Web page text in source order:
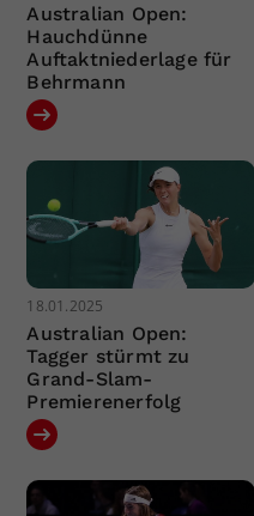
Australian Open:
Hauchdünne
Auftaktniederlage für
Behrmann
18.01.2025
Australian Open:
Tagger stürmt zu
Grand-Slam-
Premierenerfolg